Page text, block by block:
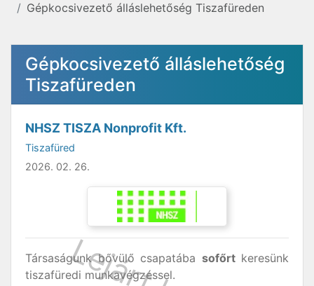
Gépkocsivezető álláslehetőség Tiszafüreden
Gépkocsivezető álláslehetőség
Tiszafüreden
NHSZ TISZA Nonprofit Kft.
Tiszafüred
2026. 02. 26.
Társaságunk bővülő csapatába sofőrtkeresünk
tiszafüredi munkavégzéssel.